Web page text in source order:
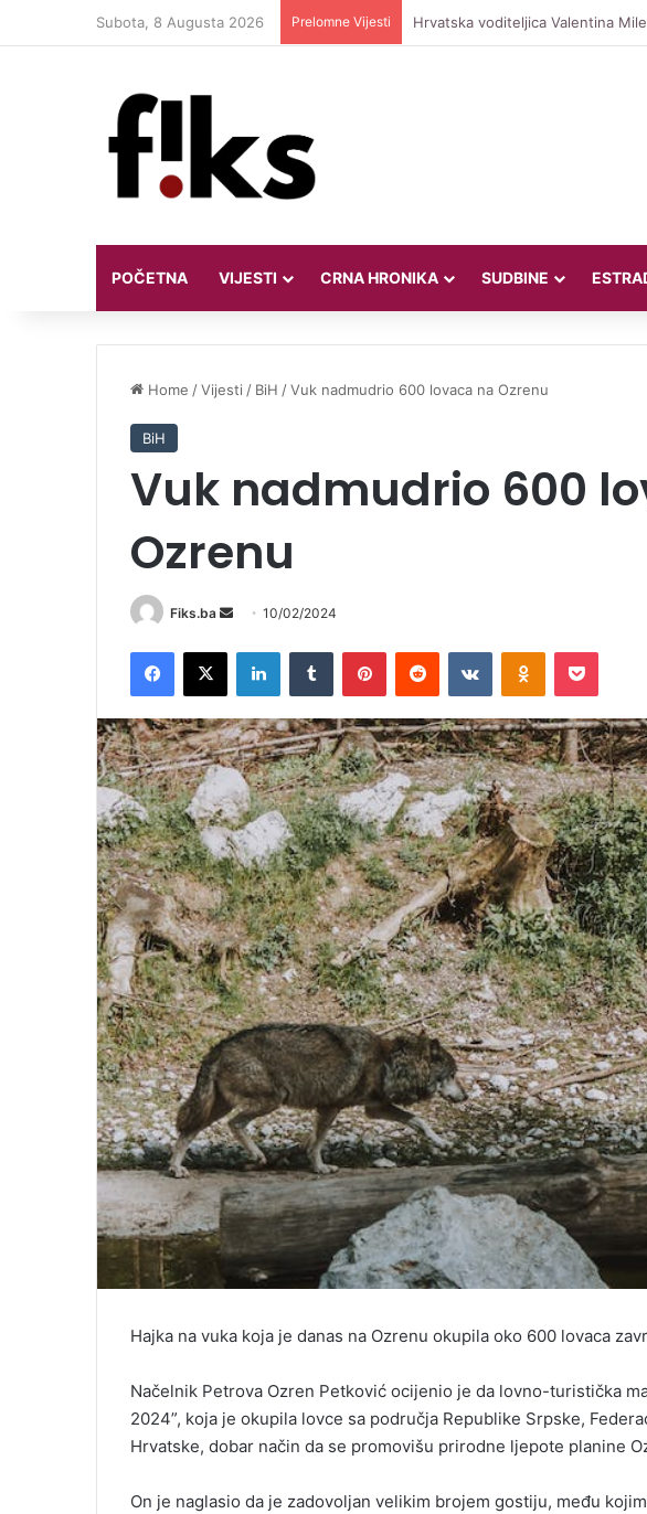
Subota, 8 Augusta 2026 Prelomne Vijesti Hrvatska voditeljica Valentina
POČETNA VIJESTI CRNA HRONIKA SUDBINE
Home /Vijesti / BiH /Vuk nadmudrio 600 lovaca na Ozrenu
BiH
Vuk nadmudrio 600
Ozrenu
Fiks.ba
Send
email
10/02/2024
Facebook
X LinkedInTumblr PinterestReddit VKontakteOdnoklassniki
Pocket
Hajka na vuka koja je danas na Ozrenu okupila oko 600 lovaca
Načelnik Petrova Ozren Petković ocijenio je da lovno-turistička
2024”, koja je okupila lovce sa područja Republike Srpske,
Hrvatske, dobar način da se promovišu prirodne ljepote planine
On je naglasio da je zadovoljan velikim brojem gostiju, među